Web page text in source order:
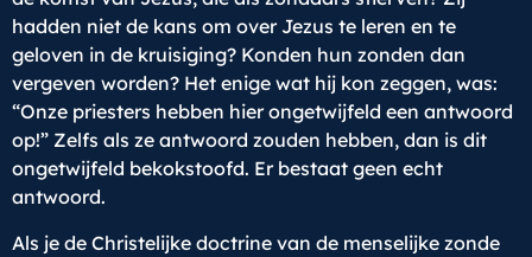
hadden niet de kans om over Jezus te leren en te
geloven in de kruisiging? Konden hun zonden dan
vergeven worden? Het enige wat hij kon zeggen, was:
“Onze priesters hebben hier ongetwijfeld een antwoord
op!” Zelfs als ze antwoord zouden hebben, dan is dit
ongetwijfeld bekokstoofd. Er bestaat geen echt
antwoord.
Als je de Christelijke doctrine van de menselijke zonde